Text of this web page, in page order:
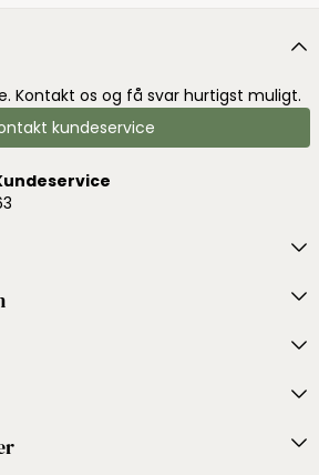
Kontakt os og få svar hurtigst muligt.
kundeservice